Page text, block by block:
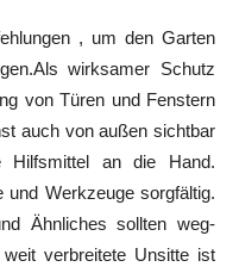
, um den Garten
wirksamer Schutz
von Türen und Fenstern
auch von außen sichtbar
Hilfsmittel an die Hand.
und Werkzeuge sorgfältig.
Ähnliches sollten weg-
verbreitete Unsitte ist